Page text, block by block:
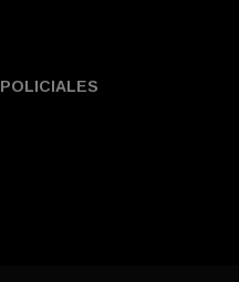
POLICIALES